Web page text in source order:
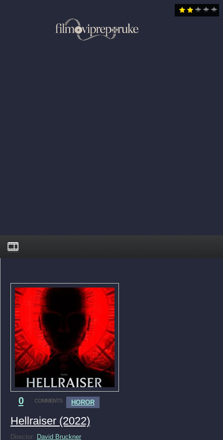
0 COMMENTS HOROR
Hellraiser (2022)
Director: David Bruckner